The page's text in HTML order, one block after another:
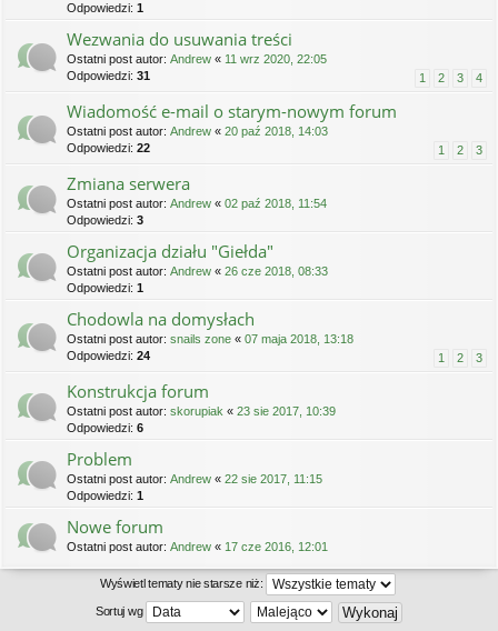
Odpowiedzi: 1
Wezwania do usuwania treści
Ostatni post autor: Andrew « 11 wrz 2020, 22:05
Odpowiedzi: 31 1 2 3 4
Wiadomość e-mail o starym-nowym forum
Ostatni post autor: Andrew « 20 paź 2018, 14:03
Odpowiedzi: 22 1 2 3
Zmiana serwera
Ostatni post autor: Andrew « 02 paź 2018, 11:54
Odpowiedzi: 3
Organizacja działu "Giełda"
Ostatni post autor: Andrew « 26 cze 2018, 08:33
Odpowiedzi: 1
Chodowla na domysłach
Ostatni post autor: snails zone « 07 maja 2018, 13:18
Odpowiedzi: 24 1 2 3
Konstrukcja forum
Ostatni post autor: skorupiak « 23 sie 2017, 10:39
Odpowiedzi: 6
Problem
Ostatni post autor: Andrew « 22 sie 2017, 11:15
Odpowiedzi: 1
Nowe forum
Ostatni post autor: Andrew « 17 cze 2016, 12:01
Wyświetl tematy nie starsze niż:
Sortuj wg